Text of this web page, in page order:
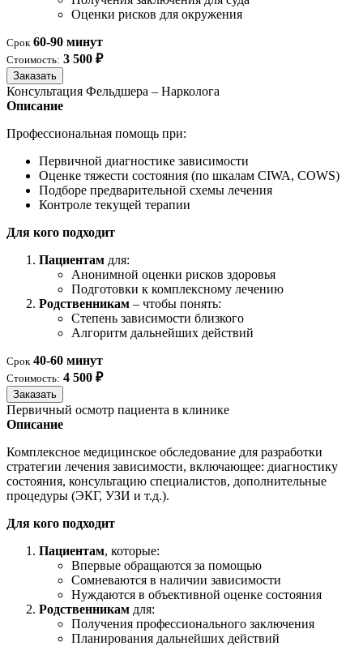
Оценки рисков для окружения
Срок 60-90 минут
Стоимость: 3 500 ₽
Заказать
Консультация Фельдшера – Нарколога
Описание
Профессиональная помощь при:
Первичной диагностике зависимости
Оценке тяжести состояния (по шкалам CIWA, COWS)
Подборе предварительной схемы лечения
Контроле текущей терапии
Для кого подходит
Пациентам для:
Анонимной оценки рисков здоровья
Подготовки к комплексному лечению
Родственникам – чтобы понять:
Степень зависимости близкого
Алгоритм дальнейших действий
Срок 40-60 минут
Стоимость: 4 500 ₽
Заказать
Первичный осмотр пациента в клинике
Описание
Комплексное медицинское обследование для разработки
стратегии лечения зависимости, включающее: диагностику
состояния, консультацию специалистов, дополнительные
процедуры (ЭКГ, УЗИ и т.д.).
Для кого подходит
Пациентам, которые:
Впервые обращаются за помощью
Сомневаются в наличии зависимости
Нуждаются в объективной оценке состояния
Родственникам для:
Получения профессионального заключения
Планирования дальнейших действий